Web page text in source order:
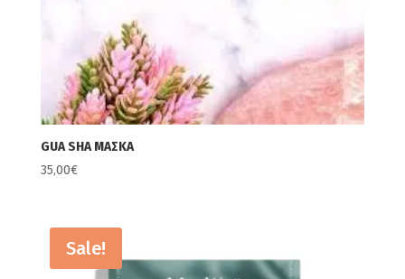
GUA SHA MΑΣΚΑ
35,00€
Sale!